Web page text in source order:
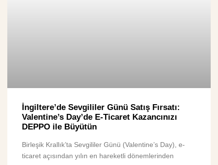
İngiltere’de Sevgililer Günü Satış Fırsatı:
Valentine’s Day’de E-Ticaret Kazancınızı
DEPPO ile Büyütün
Birleşik Krallık’ta Sevgililer Günü (Valentine’s Day), e-
ticaret açısından yılın en hareketli dönemlerinden